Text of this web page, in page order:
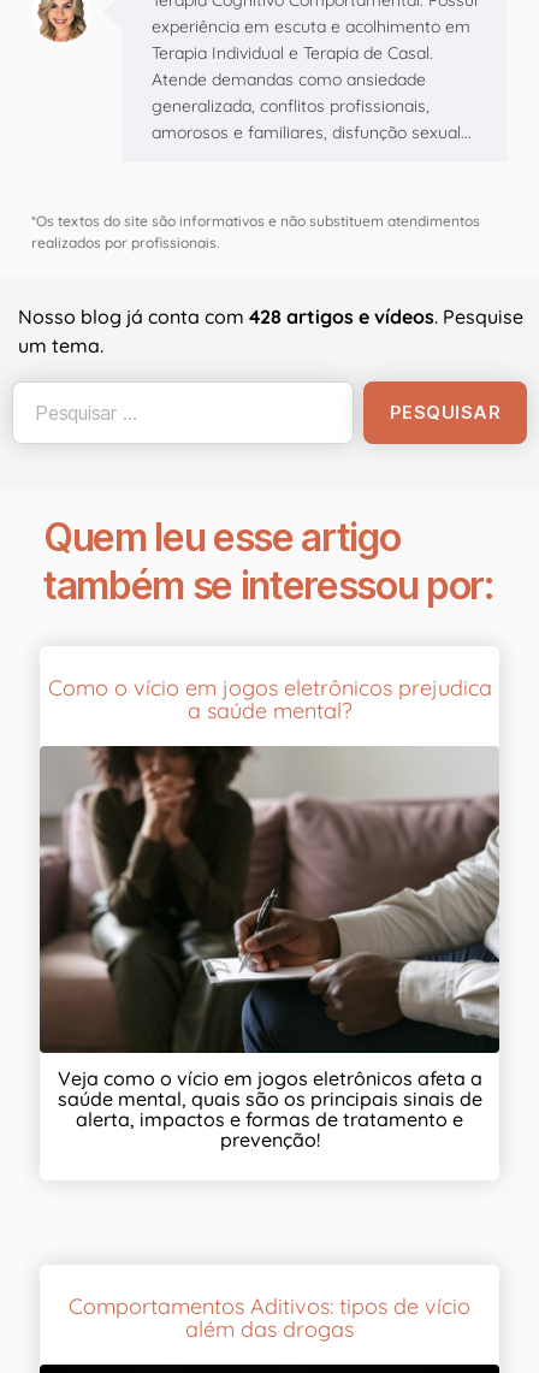
experiência em escuta e acolhimento em
Terapia Individual e Terapia de Casal.
Atende demandas como ansiedade
generalizada, conflitos profissionais,
amorosos e familiares, disfunção sexual...
*Os textos do site são informativos e não substituem atendimentos
realizados por profissionais.
Nosso blog já conta com 428 artigos e vídeos. Pesquise
um tema.
Quem leu esse artigo
também se interessou por:
Como o vício em jogos eletrônicos prejudica
a saúde mental?
Veja como o vício em jogos eletrônicos afeta a
saúde mental, quais são os principais sinais de
alerta, impactos e formas de tratamento e
prevenção!
Comportamentos Aditivos: tipos de vício
além das drogas